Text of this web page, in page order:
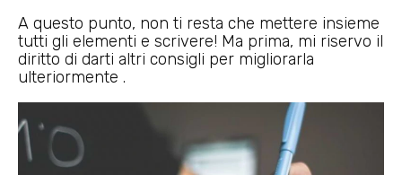
A questo punto, non ti resta che mettere insieme
tutti gli elementi e scrivere! Ma prima, mi riservo il
diritto di darti altri consigli per migliorarla
ulteriormente .